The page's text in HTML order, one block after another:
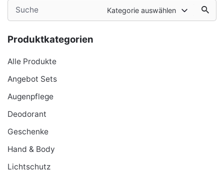
Search
for
Kategorie auswählen
Produktkategorien
Alle Produkte
Angebot Sets
Augenpflege
Deodorant
Geschenke
Hand & Body
Lichtschutz